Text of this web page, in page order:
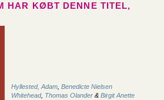
HAR KØBT DENNE TITEL,
Hyllested, Adam Benedicte Nielsen
Whitehead, Thomas Olander & Birgit Anette